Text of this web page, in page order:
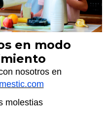
en modo
nosotros en
molestias